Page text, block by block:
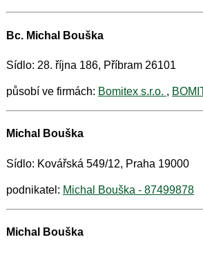
Bc. Michal Bouška
Sídlo: 28. října 186, Příbram 26101
působí ve firmách: Bomitex s.r.o. ,
Michal Bouška
Sídlo: Kovářská 549/12, Praha 19000
podnikatel: Michal Bouška - 87499878
Michal Bouška